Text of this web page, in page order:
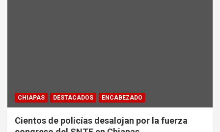
CHIAPAS DESTACADOS ENCABEZADO
Cientos de policías desalojan por la fuerza